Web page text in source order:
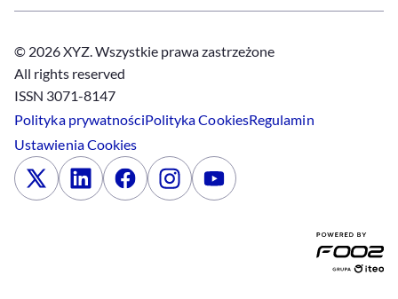
© 2026 XYZ. Wszystkie prawa zastrzeżone
All rights reserved
ISSN 3071-8147
Polityka prywatnościPolitykaCookiesRegulamin
UstawieniaCookies
x LinkedinFacebookInstagramYoutube